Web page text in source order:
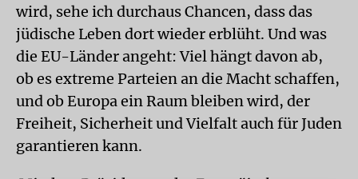
wird, sehe ich durchaus Chancen, dass das
jüdische Leben dort wieder erblüht. Und was
die EU-Länder angeht: Viel hängt davon ab,
ob es extreme Parteien an die Macht schaffen,
und ob Europa ein Raum bleiben wird, der
Freiheit, Sicherheit und Vielfalt auch für Juden
garantieren kann.